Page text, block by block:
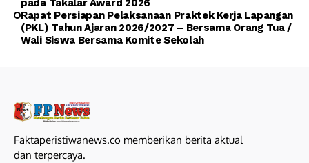
pada Takalar Award 2026
Rapat Persiapan Pelaksanaan Praktek Kerja Lapangan
(PKL) Tahun Ajaran 2026/2027 – Bersama Orang Tua /
Wali Siswa Bersama Komite Sekolah
Faktaperistiwanews.co memberikan berita aktual
dan terpercaya.